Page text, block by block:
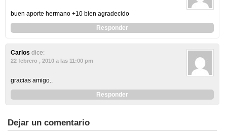
buen aporte hermano +10 bien agradecido
Responder
Carlos dice:
22 febrero , 2010 a las 11:00 pm
gracias amigo..
Responder
Dejar un comentario